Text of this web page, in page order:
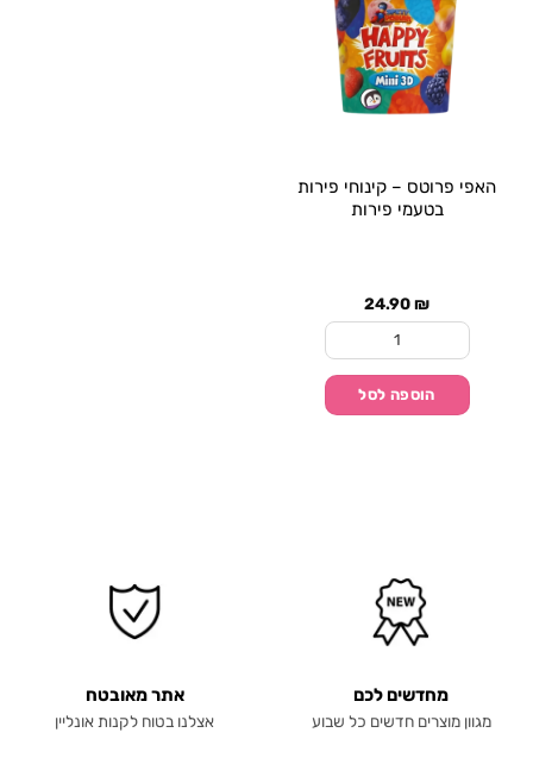
האפי פרוטס – קינוחי פירות
בטעמי פירות
24.90₪
כמות של האפי פרוטס - קינוחי פירות בטעמי פירות
הוספה לסל
מחדשים לכם
מגוון מוצרים חדשים כל שבוע
אתר מאובטח
אצלנו בטוח לקנות אונליין